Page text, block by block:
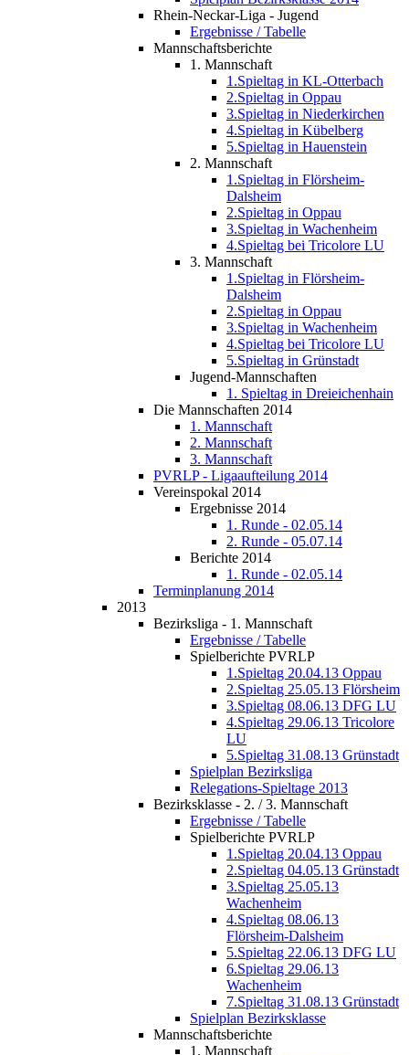
Rhein-Neckar-Liga - Jugend
Ergebnisse / Tabelle
Mannschaftsberichte
1. Mannschaft
1.Spieltag in KL-Otterbach
2.Spieltag in Oppau
3.Spieltag in Niederkirchen
4.Spieltag in Kübelberg
5.Spieltag in Hauenstein
2. Mannschaft
1.Spieltag in Flörsheim-
Dalsheim
2.Spieltag in Oppau
3.Spieltag in Wachenheim
4.Spieltag bei Tricolore LU
3. Mannschaft
1.Spieltag in Flörsheim-
Dalsheim
2.Spieltag in Oppau
3.Spieltag in Wachenheim
4.Spieltag bei Tricolore LU
5.Spieltag in Grünstadt
Jugend-Mannschaften
1. Spieltag in Dreieichenhain
Die Mannschaften 2014
1. Mannschaft
2. Mannschaft
3. Mannschaft
PVRLP - Ligaaufteilung 2014
Vereinspokal 2014
Ergebnisse 2014
1. Runde - 02.05.14
2. Runde - 05.07.14
Berichte 2014
1. Runde - 02.05.14
Terminplanung 2014
2013
Bezirksliga - 1. Mannschaft
Ergebnisse / Tabelle
Spielberichte PVRLP
1.Spieltag 20.04.13 Oppau
2.Spieltag 25.05.13 Flörsheim
3.Spieltag 08.06.13 DFG LU
4.Spieltag 29.06.13 Tricolore
LU
5.Spieltag 31.08.13 Grünstadt
Spielplan Bezirksliga
Relegations-Spieltage 2013
Bezirksklasse - 2. / 3. Mannschaft
Ergebnisse / Tabelle
Spielberichte PVRLP
1.Spieltag 20.04.13 Oppau
2.Spieltag 04.05.13 Grünstadt
3.Spieltag 25.05.13
Wachenheim
4.Spieltag 08.06.13
Flörsheim-Dalsheim
5.Spieltag 22.06.13 DFG LU
6.Spieltag 29.06.13
Wachenheim
7.Spieltag 31.08.13 Grünstadt
Spielplan Bezirksklasse
Mannschaftsberichte
1. Mannschaft